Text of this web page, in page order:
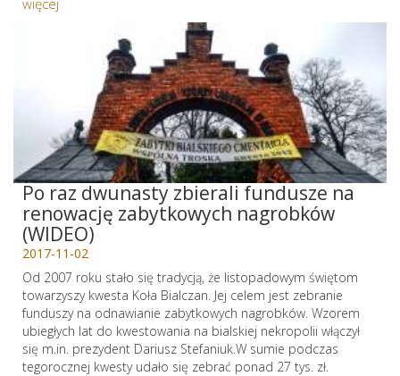
więcej
Po raz dwunasty zbierali fundusze na
renowację zabytkowych nagrobków
(WIDEO)
2017-11-02
Od 2007 roku stało się tradycją, że listopadowym świętom
towarzyszy kwesta Koła Bialczan. Jej celem jest zebranie
funduszy na odnawianie zabytkowych nagrobków. Wzorem
ubiegłych lat do kwestowania na bialskiej nekropolii włączył
się m.in. prezydent Dariusz Stefaniuk.W sumie podczas
tegorocznej kwesty udało się zebrać ponad 27 tys. zł.